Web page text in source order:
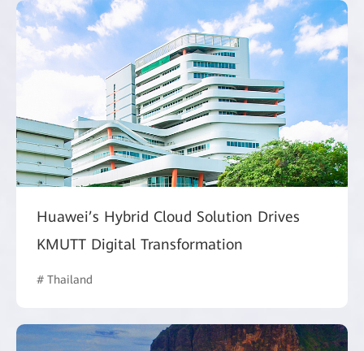
Huawei’s Hybrid Cloud Solution Drives
KMUTT Digital Transformation
# Thailand